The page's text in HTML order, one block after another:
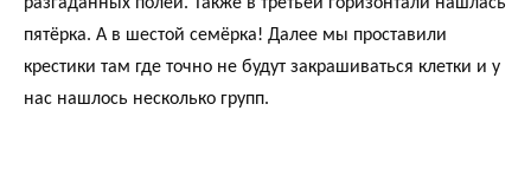
пятёрка. А в шестой семёрка! Далее мы проставили
крестики там где точно не будут закрашиваться клетки и у
нас нашлось несколько групп.